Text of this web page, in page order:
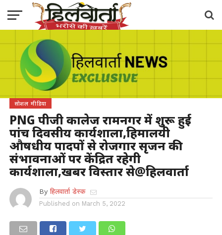
सोशल मीडिया
PNG पीजी कालेज रामनगर में शुरू हुई
पांच दिवसीय कार्यशाला,हिमालयी
औषधीय पादपों से रोजगार सृजन की
संभावनाओं पर केंद्रित रहेगी
कार्यशाला,खबर विस्तार से@हिलवार्ता
By हिलवार्ता डेस्क
Published on March 5, 2022